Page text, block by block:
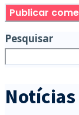
Pesquisar